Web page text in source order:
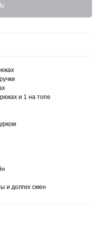
и 1 на топе
и долгих смен